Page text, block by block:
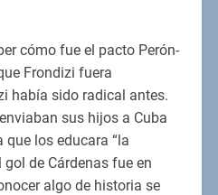
cómo fue el pacto Perón-
Frondizi fuera
había sido radical antes.
sus hijos a Cuba
los educara “la
gol de Cárdenas fue en
algo de historia se